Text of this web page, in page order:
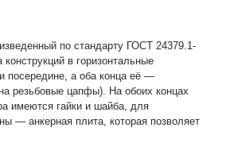
по стандарту ГОСТ 24379.1-
в горизонтальные
посередине, а оба конца её —
резьбовые цапфы). На обоих концах
имеются гайки и шайба, для
— анкерная плита, которая позволяет